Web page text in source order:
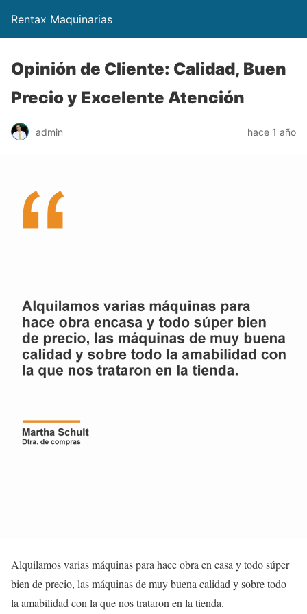
Rentax Maquinarias
Opinión de Cliente: Calidad, Buen
Precio y Excelente Atención
admin hace 1 año
Alquilamos varias máquinas para hace obra en casa y todo súper
bien de precio, las máquinas de muy buena calidad y sobre todo
la amabilidad con la que nos trataron en la tienda.